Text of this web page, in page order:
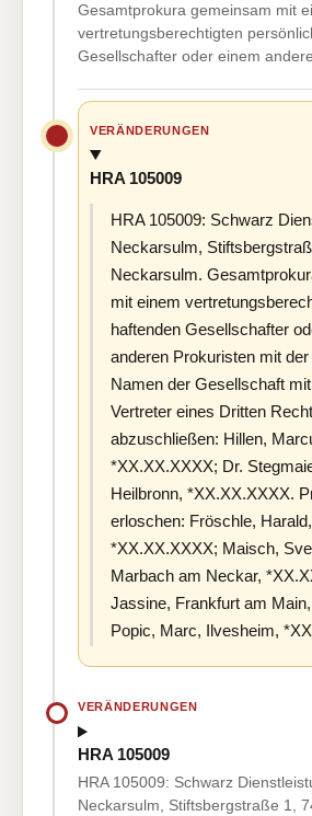
Gesamtprokura gemeinsam mit
vertretungsberechtigten
Gesellschafter oder einem
VERÄNDERUNGEN
HRA 105009
HRA 105009: Schwarz
Neckarsulm,
Neckarsulm.
mit einem
haftenden Gesellschafter
anderen Prokuristen mit
Namen der Gesellschaft
Vertreter eines Dritten
abzuschließen: Hillen,
*XX.XX.XXXX; Dr.
Heilbronn, *XX.XX.XXXX.
erloschen: Fröschle,
*XX.XX.XXXX; Maisch,
Marbach am Neckar,
Jassine, Frankfurt am
Popic, Marc, Ilvesheim,
VERÄNDERUNGEN
HRA 105009
HRA 105009: Schwarz
Neckarsulm, Stiftsbergstraße 1,